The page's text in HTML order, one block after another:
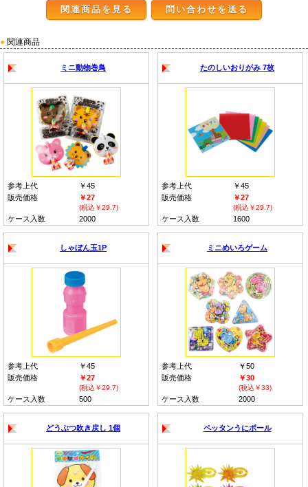
関連商品を見る
● 関連商品
ミニ動物巻鳥
参考上代
￥45
販売価格
￥27
(税込￥29.7)
ケース入数 2000
たのしいおりがみ 7枚
参考上代
￥45
販売価格
￥27
(税込￥29.7)
ケース入数 1600
しゃぼん玉1P
参考上代
￥45
販売価格
￥27
(税込￥29.7)
ケース入数 500
ミニめいろゲーム
参考上代
￥50
販売価格
￥30
(税込￥33)
ケース入数 2000
どうぶつ吹き戻し 1個 ペッタンうにボール